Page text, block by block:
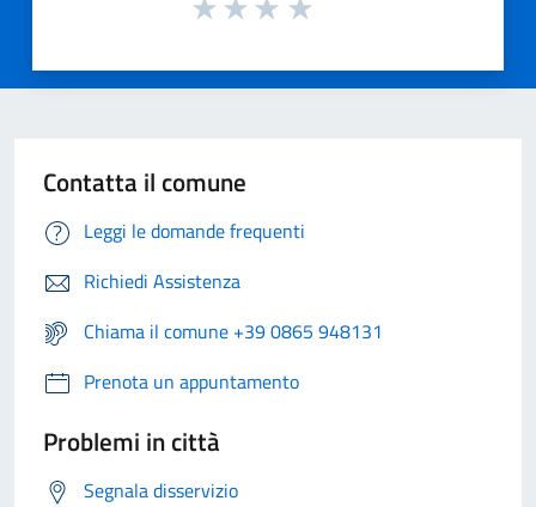
Contatta il comune
Leggi le domande frequenti
Richiedi Assistenza
Chiama il comune +39 0865 948131
Prenota un appuntamento
Problemi in città
Segnala disservizio